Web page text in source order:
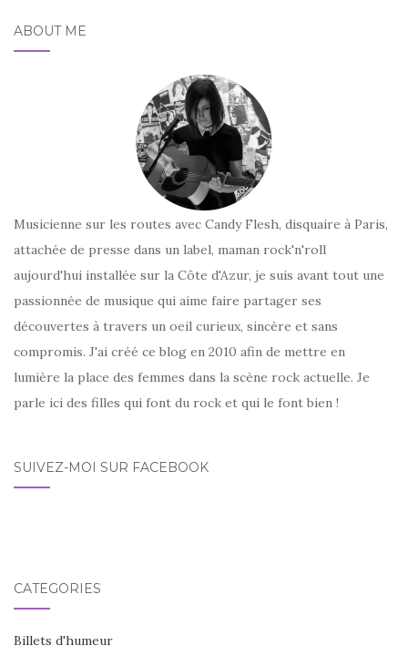
ABOUT ME
Musicienne sur les routes avec Candy Flesh, disquaire à Paris,
attachée de presse dans un label, maman rock'n'roll
aujourd'hui installée sur la Côte d'Azur, je suis avant tout une
passionnée de musique qui aime faire partager ses
découvertes à travers un oeil curieux, sincère et sans
compromis. J'ai créé ce blog en 2010 afin de mettre en
lumière la place des femmes dans la scène rock actuelle. Je
parle ici des filles qui font du rock et qui le font bien !
SUIVEZ-MOI SUR FACEBOOK
CATÉGORIES
Billets d'humeur